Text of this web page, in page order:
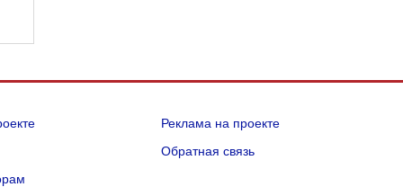
Реклама на проекте
Обратная связь